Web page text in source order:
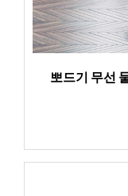
뽀드기 무선